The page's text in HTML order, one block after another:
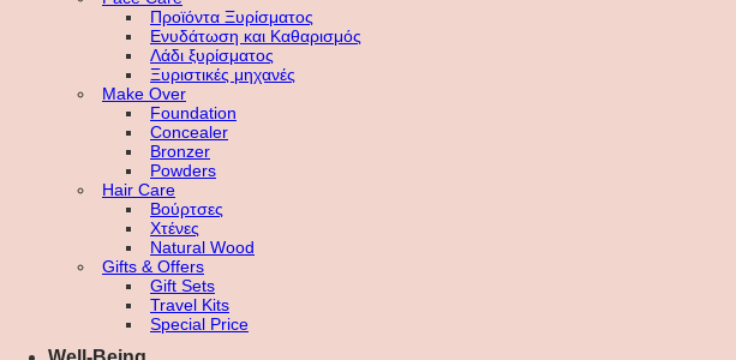
Προϊόντα Ξυρίσματος
Ενυδάτωση και Καθαρισμός
Λάδι ξυρίσματος
Ξυριστικές μηχανές
Make Over
Foundation
Concealer
Bronzer
Powders
Hair Care
Βούρτσες
Χτένες
Natural Wood
Gifts & Offers
Gift Sets
Travel Kits
Special Price